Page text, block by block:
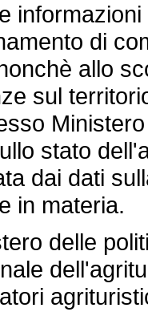
di
allo
sul
stato
dai dati
in materia.
delle